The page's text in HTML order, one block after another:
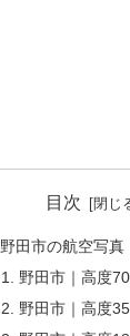
目次
野田市の航空写真
野田市｜高度
野田市｜高度